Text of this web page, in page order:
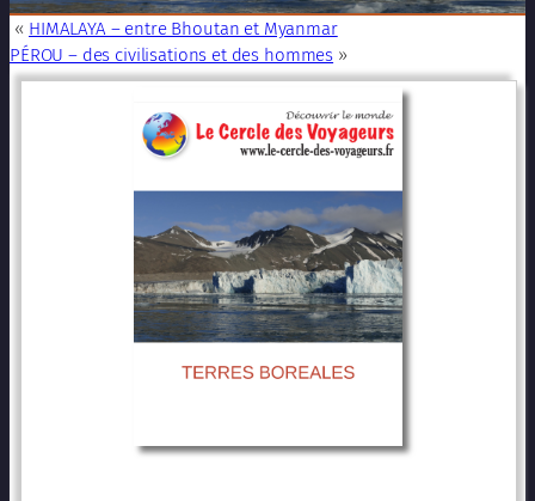
« HIMALAYA – entre Bhoutan et Myanmar
PÉROU – des civilisations et des hommes »